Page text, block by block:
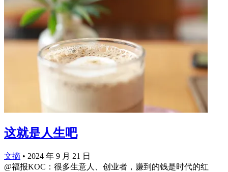
这就是人生吧
文摘 • 2024 年 9 月 21 日
@福报KOC：很多生意人、创业者，赚到的钱是时代的红